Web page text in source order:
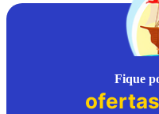
Fique